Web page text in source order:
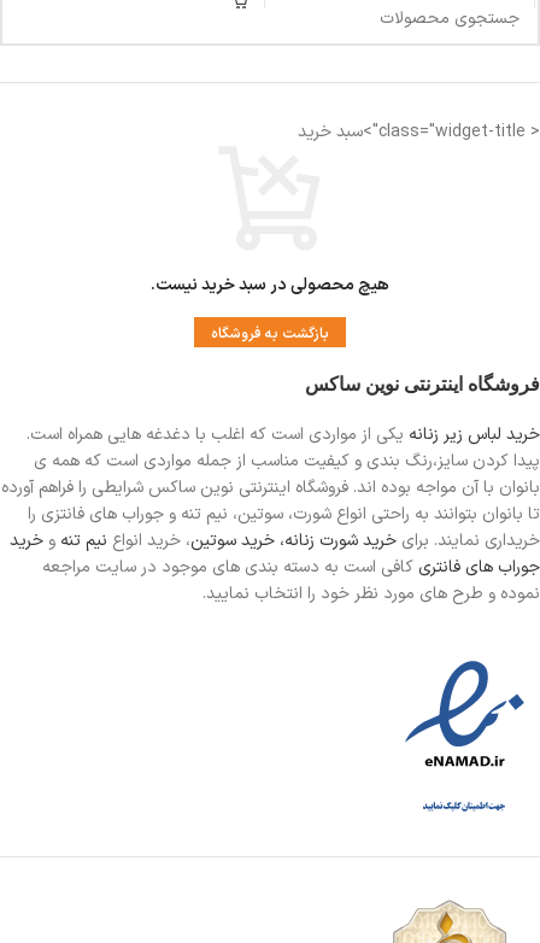
< class="widget-title">سبد خرید
هیچ محصولی در سبد خرید نیست.
بازگشت به فروشگاه
فروشگاه اینترنتی نوین ساکس
خرید لباس زیر زنانه یکی از مواردی است که اغلب با دغدغه هایی همراه است.
پیدا کردن سایز،رنگ بندی و کیفیت مناسب از جمله مواردی است که همه ی
بانوان با آن مواجه بوده اند. فروشگاه اینترنتی نوین ساکس شرایطی را فراهم آورده
تا بانوان بتوانند به راحتی انواع شورت، سوتین، نیم تنه و جوراب های فانتزی را
خریداری نمایند. برای خرید شورت زنانه، خرید سوتین، خرید انواع نیم تنه و خرید
جوراب های فانتری کافی است به دسته بندی های موجود در سایت مراجعه
نموده و طرح های مورد نظر خود را انتخاب نمایید.